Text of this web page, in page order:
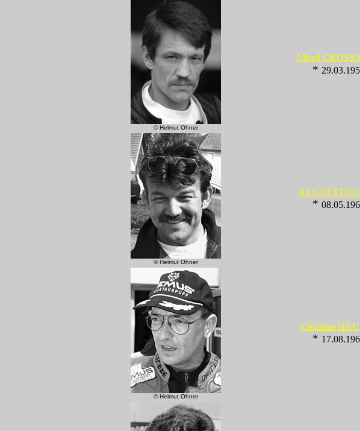
© Helmut Ohner
Alfred
*
© Helmut Ohner
Ali
*
© Helmut Ohner
Christian
*